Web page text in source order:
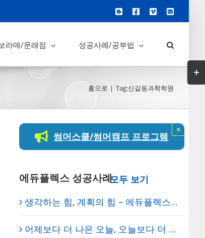
BloggerFacebook
Vimeo이
라매/문래점 성공사례/공부법
홈으로 Tag:신길동과학학원
썸머스쿨/썸머캠프 프로그램
×
에듀플렉스 성공사례
생각하는 힘, 계획의 힘 – 에듀플렉스 보라매 학원
어제보다 더 나은 오늘, 오늘보다 더 나은 내일 – 학습동기 강화/학습법 개선 – 신도림 에듀플렉스